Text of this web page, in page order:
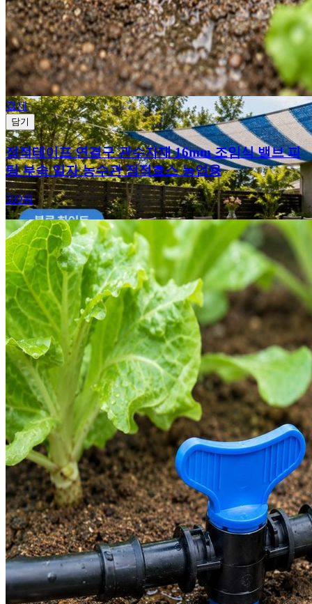
결제
담기
점적테이프 연결구 관수자재 16mm 조임식 밸브 피
팅 부속 일자 농수관 점적호스 농업용
500원